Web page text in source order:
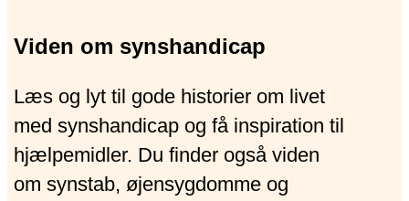
Viden om synshandicap
Læs og lyt til gode historier om livet
med synshandicap og få inspiration til
hjælpemidler. Du finder også viden
om synstab, øjensygdomme og